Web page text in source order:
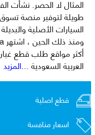
طويلة لتوفير منصة
السيارات الأصلية
أكثر مواقع طلب قطع
العربية السعودية...المزيد
قطع اصلية
اسعار منافسة